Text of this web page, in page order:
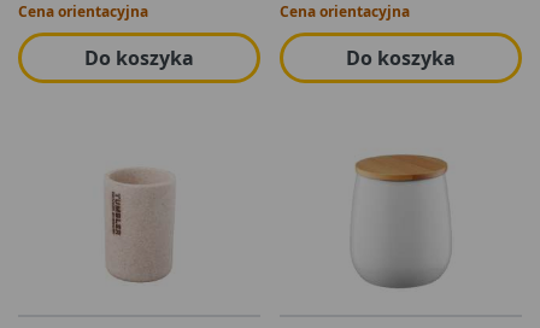
Cena orientacyjna
Do koszyka
Cena orientacyjna
Do koszyka